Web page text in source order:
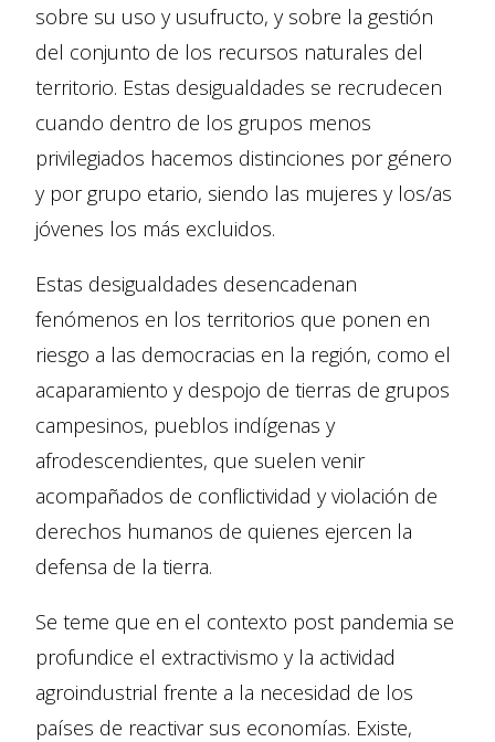
sobre su uso y usufructo, y sobre la gestión
del conjunto de los recursos naturales del
territorio. Estas desigualdades se recrudecen
cuando dentro de los grupos menos
privilegiados hacemos distinciones por género
y por grupo etario, siendo las mujeres y los/as
jóvenes los más excluidos.
Estas desigualdades desencadenan
fenómenos en los territorios que ponen en
riesgo a las democracias en la región, como el
acaparamiento y despojo de tierras de grupos
campesinos, pueblos indígenas y
afrodescendientes, que suelen venir
acompañados de conflictividad y violación de
derechos humanos de quienes ejercen la
defensa de la tierra.
Se teme que en el contexto post pandemia se
profundice el extractivismo y la actividad
agroindustrial frente a la necesidad de los
países de reactivar sus economías. Existe,